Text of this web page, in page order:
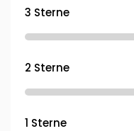
3 Sterne
2 Sterne
1 Sterne